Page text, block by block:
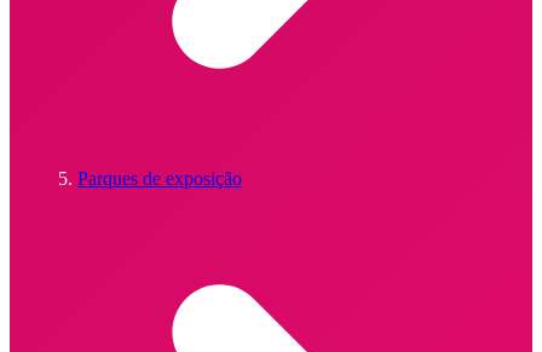
Parques de exposição